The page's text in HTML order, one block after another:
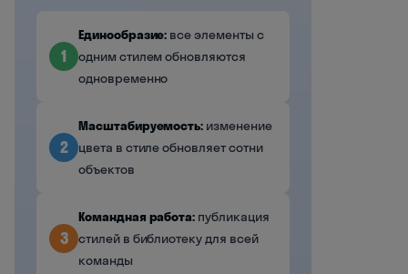
1
Единообразие: все элементы с
одним стилем обновляются
одновременно
2
Масштабируемость: изменение
цвета в стиле обновляет сотни
объектов
3
Командная работа: публикация
стилей в библиотеку для всей
команды